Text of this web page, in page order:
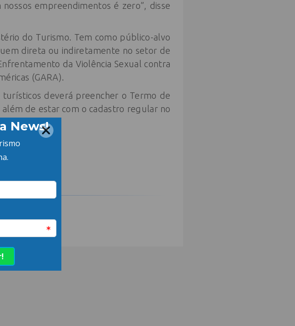
empreendimentos é zero”, disse
do Turismo. Tem como público-alvo
direta ou indiretamente no setor de
da Violência Sexual contra
(GARA).
deverá preencher o Termo de
de estar com o cadastro regular no